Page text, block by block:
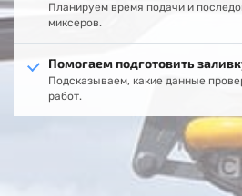
Планируем время подачи и
миксеров.
Помогаем подготовить
Подсказываем, какие данные
работ.